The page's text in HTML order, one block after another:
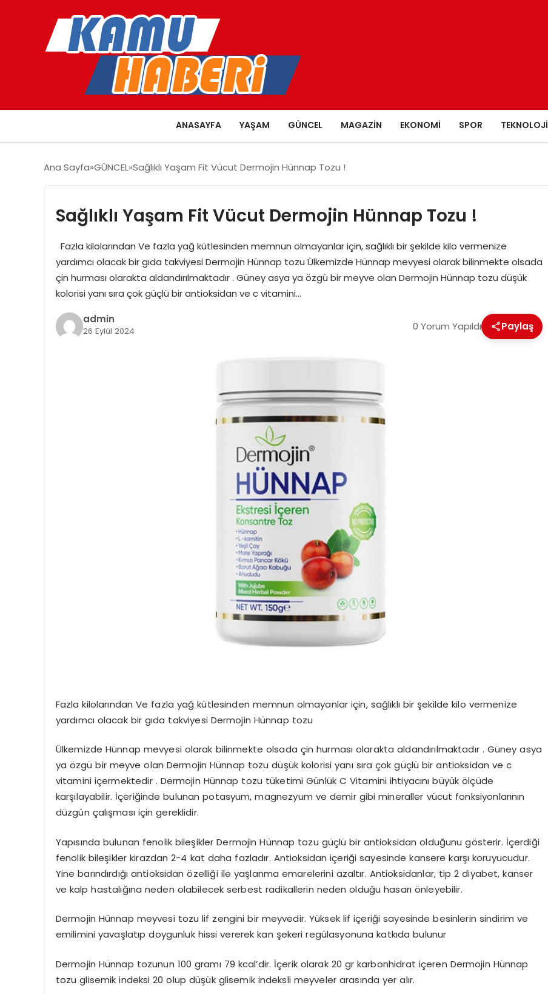
ANASAYFA YAŞAM GÜNCEL MAGAZIN EKONOMI SPOR TEKNOLOJI
Ana Sayfa GÜNCEL Sağlıklı Yaşam Fit Vücut Dermojin Hünnap Tozu !
Sağlıklı Yaşam Fit Vücut Dermojin Hünnap Tozu !
Fazla kilolarından Ve fazla yağ kütlesinden memnun olmayanlar için, sağlıklı bir şekilde kilo vermenize
yardımcı olacak bir gıda takviyesi Dermojin Hünnap tozu Ülkemizde Hünnap mevyesi olarak bilinmekte olsada
çin hurması olarakta aldandırılmaktadır . Güney asya ya özgü bir meyve olan Dermojin Hünnap tozu düşük
kolorisi yanı sıra çok güçlü bir antioksidan ve c vitamini…
admin
26 Eylül 2024 0 Yorum Yapıldı Paylaş
Fazla kilolarından Ve fazla yağ kütlesinden memnun olmayanlar için, sağlıklı bir şekilde kilo vermenize
yardımcı olacak bir gıda takviyesi Dermojin Hünnap tozu
Ülkemizde Hünnap mevyesi olarak bilinmekte olsada çin hurması olarakta aldandırılmaktadır . Güney asya
ya özgü bir meyve olan Dermojin Hünnap tozu düşük kolorisi yanı sıra çok güçlü bir antioksidan ve c
vitamini içermektedir . Dermojin Hünnap tozu tüketimi Günlük C Vitamini ihtiyacını büyük ölçüde
karşılayabilir. İçeriğinde bulunan potasyum, magnezyum ve demir gibi mineraller vücut fonksiyonlarının
düzgün çalışması için gereklidir.
Yapısında bulunan fenolik bileşikler Dermojin Hünnap tozu güçlü bir antioksidan olduğunu gösterir. İçerdiği
fenolik bileşikler kirazdan 2-4 kat daha fazladır. Antioksidan içeriği sayesinde kansere karşı koruyucudur.
Yine barındırdığı antioksidan özelliği ile yaşlanma emarelerini azaltır. Antioksidanlar, tip 2 diyabet, kanser
ve kalp hastalığına neden olabilecek serbest radikallerin neden olduğu hasarı önleyebilir.
Dermojin Hünnap meyvesi tozu lif zengini bir meyvedir. Yüksek lif içeriği sayesinde besinlerin sindirim ve
emilimini yavaşlatıp doygunluk hissi vererek kan şekeri regülasyonuna katkıda bulunur
Dermojin Hünnap tozunun 100 gramı 79 kcal’dir. İçerik olarak 20 gr karbonhidrat içeren Dermojin Hünnap
tozu glisemik indeksi 20 olup düşük glisemik indeksli meyveler arasında yer alır.